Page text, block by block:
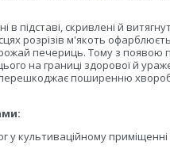
підставі, скривлені й
розрізів м'якоть
печериць. Тому з появою
на границі здорової й
поширенню
у культиваційному